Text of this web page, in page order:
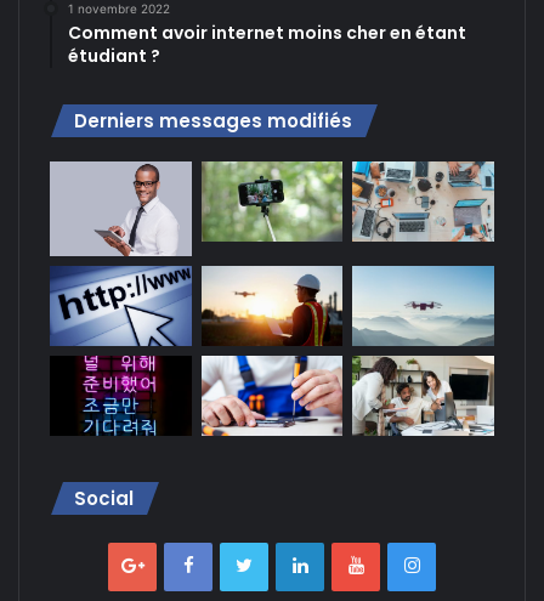
1 novembre 2022
Comment avoir internet moins cher en étant
étudiant ?
Derniers messages modifiés
Social